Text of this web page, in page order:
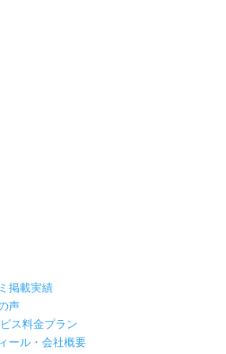
掲載実績
声
ス料金プラン
ール・会社概要